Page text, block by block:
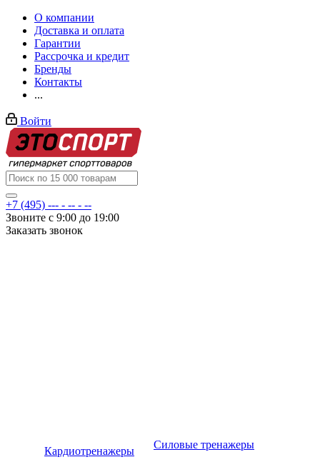
О компании
Доставка и оплата
Гарантии
Рассрочка и кредит
Бренды
Контакты
...
Войти
+7 (495) --- - -- - --
Звоните с 9:00 до 19:00
Заказать звонок
Кардиотренажеры
Силовые тренажеры